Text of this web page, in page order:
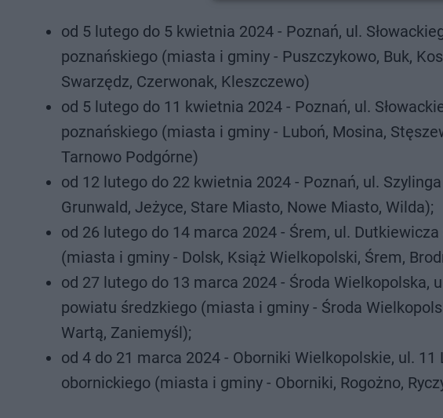
od 5 lutego do 5 kwietnia 2024 - Poznań, ul.
poznańskiego (miasta i gminy - Puszczykowo, Buk,
Swarzędz, Czerwonak, Kleszczewo)
od 5 lutego do 11 kwietnia 2024 - Poznań, ul.
poznańskiego (miasta i gminy - Luboń, Mosina,
Tarnowo Podgórne)
od 12 lutego do 22 kwietnia 2024 - Poznań, ul.
Grunwald, Jeżyce, Stare Miasto, Nowe Miasto, Wilda);
od 26 lutego do 14 marca 2024 - Śrem, ul.
(miasta i gminy - Dolsk, Książ Wielkopolski, Śrem,
od 27 lutego do 13 marca 2024 - Środa Wielkopolska,
powiatu średzkiego (miasta i gminy - Środa
Wartą, Zaniemyśl);
od 4 do 21 marca 2024 - Oborniki Wielkopolskie, ul.
obornickiego (miasta i gminy - Oborniki, Rogożno,